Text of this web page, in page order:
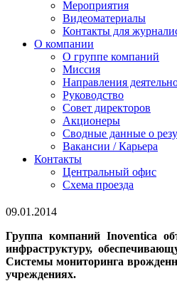
Мероприятия
Видеоматериалы
Контакты для
О компании
О группе компаний
Миссия
Направления
Руководство
Совет директоров
Акционеры
Сводные данные о
Вакансии / Карьера
Контакты
Центральный офис
Схема проезда
09.01.2014
Группа компаний Inoventica
инфраструктуру,
Системы мониторинга
учреждениях.